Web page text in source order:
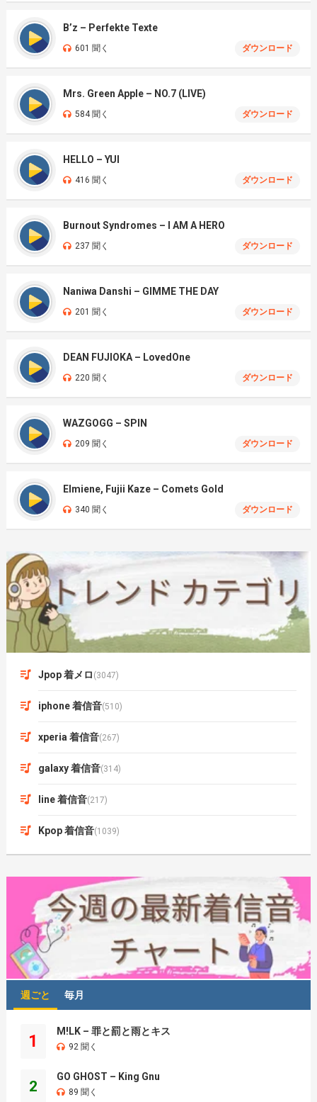
B’z – Perfekte Texte
601 聞く ダウンロード
Mrs. Green Apple – NO.7 (LIVE)
584 聞く ダウンロード
HELLO – YUI
416 聞く ダウンロード
Burnout Syndromes – I AM A HERO
237 聞く ダウンロード
Naniwa Danshi – GIMME THE DAY
201 聞く ダウンロード
DEAN FUJIOKA – LovedOne
220 聞く ダウンロード
WAZGOGG – SPIN
209 聞く ダウンロード
Elmiene, Fujii Kaze – Comets Gold
340 聞く ダウンロード
Jpop 着メロ (3047)
iphone 着信音(510)
xperia 着信音(267)
galaxy 着信音(314)
line 着信音(217)
Kpop 着信音(1039)
週ごと 毎月
1
M!LK – 罪と罰と雨とキス
92 聞く
2
GO GHOST – King Gnu
89 聞く